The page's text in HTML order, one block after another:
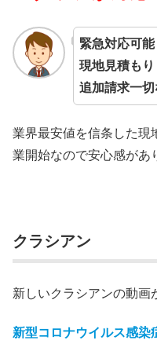
緊急対応可能
現地見積もり
追加請求一切
業界最安値を信条した現
業開始なので安心感があ
クラシアン
新しいクラシアンの動画
新型コロナウイルス感染